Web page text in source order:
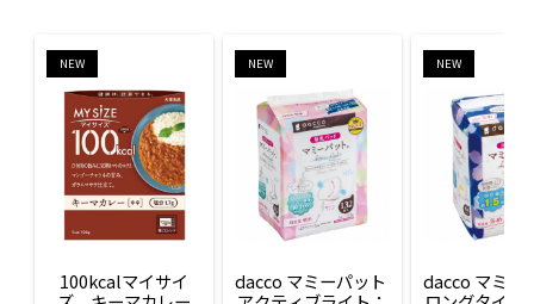
NEW
100kcalマイサイ
NEW
dacco マミーパット
NEW
dacco マミー